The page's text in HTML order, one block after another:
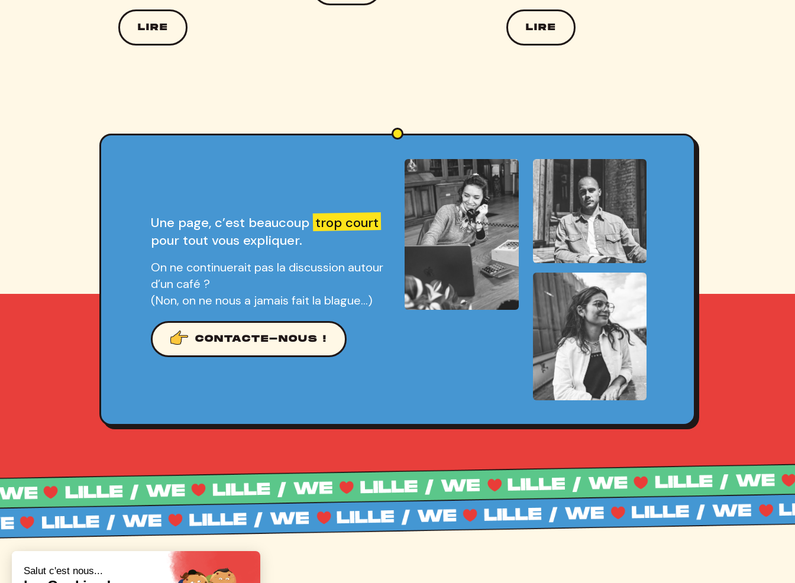
LIRE LIRE
Une page, c’est beaucouptrop court
pour tout vous expliquer.
On ne continuerait pas la discussion autour
d’un café ?
(Non, on ne nous a jamais fait la blague…)
CONTACTE-NOUS !